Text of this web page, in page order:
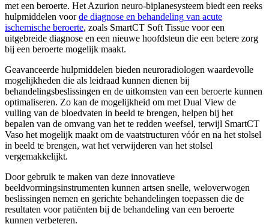
met een beroerte. Het Azurion neuro-biplanesysteem biedt een reeks
hulpmiddelen voorde diagnose en behandeling van acute
ischemische beroerte, zoals SmartCT Soft Tissue voor een
uitgebreide diagnose en een nieuwe hoofdsteun die een betere zorg
bij een beroerte mogelijk maakt.
Geavanceerde hulpmiddelen bieden neuroradiologen waardevolle
mogelijkheden die als leidraad kunnen dienen bij
behandelingsbeslissingen en de uitkomsten van een beroerte kunnen
optimaliseren. Zo kan de mogelijkheid om met Dual View de
vulling van de bloedvaten in beeld te brengen, helpen bij het
bepalen van de omvang van het te redden weefsel, terwijl SmartCT
Vaso het mogelijk maakt om de vaatstructuren vóór en na het stolsel
in beeld te brengen, wat het verwijderen van het stolsel
vergemakkelijkt.
Door gebruik te maken van deze innovatieve
beeldvormingsinstrumenten kunnen artsen snelle, weloverwogen
beslissingen nemen en gerichte behandelingen toepassen die de
resultaten voor patiënten bij de behandeling van een beroerte
kunnen verbeteren.